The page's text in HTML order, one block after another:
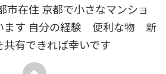
市在住 京都で小さなマンショ
ます 自分の経験 便利な物 新
共有できれば幸いです